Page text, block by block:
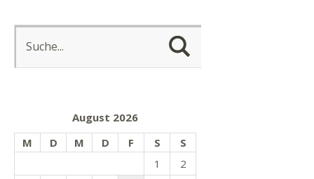
August 2026
M
D M D F S S
1
2